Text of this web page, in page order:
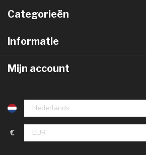
Categorieën
Informatie
Mijn account
€